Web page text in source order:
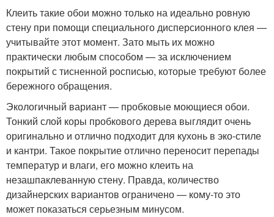
Клеить такие обои можно только на идеально ровную
стену при помощи специального дисперсионного клея —
учитывайте этот момент. Зато мыть их можно
практически любым способом — за исключением
покрытий с тисненной росписью, которые требуют более
бережного обращения.
Экологичный вариант — пробковые моющиеся обои.
Тонкий слой коры пробкового дерева выглядит очень
оригинально и отлично подходит для кухонь в эко-стиле
и кантри. Такое покрытие отлично переносит перепады
температур и влаги, его можно клеить на
незашпаклеванную стену. Правда, количество
дизайнерских вариантов ограничено — кому-то это
может показаться серьезным минусом.